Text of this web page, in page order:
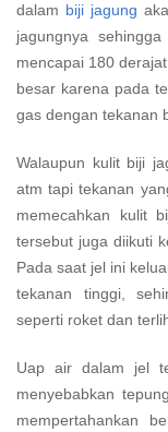
dalam biji jagung
jagungnya
mencapai 180
besar karena pada
gas dengan tekanan
Walaupun kulit biji
atm tapi tekanan
memecahkan kulit
tersebut juga diikuti
Pada saat jel ini
tekanan tinggi,
seperti roket dan
Uap air dalam jel
menyebabkan
mempertahankan